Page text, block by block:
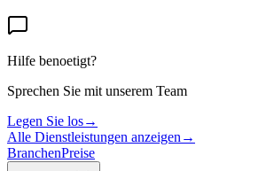
Hilfe benoetigt?
Sprechen Sie mit unserem Team
Legen Sie los→
Alle Dienstleistungen anzeigen →
BranchenPreise